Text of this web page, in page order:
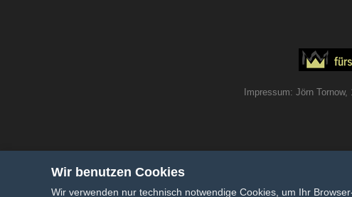
Wir benutzen Cookies
Wir verwenden nur technisch notwendige Cookies, um Ihr
Impressum: Jörn